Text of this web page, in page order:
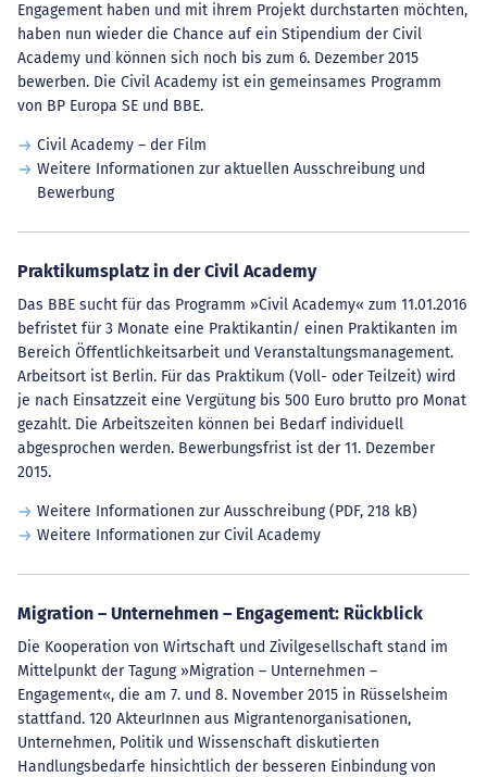
Engagement haben und mit ihrem Projekt durchstarten möchten,
haben nun wieder die Chance auf ein Stipendium der Civil
Academy und können sich noch bis zum 6. Dezember 2015
bewerben. Die Civil Academy ist ein gemeinsames Programm
von BP Europa SE und BBE.
Civil Academy – der Film
Weitere Informationen zur aktuellen Ausschreibung und
Bewerbung
Praktikumsplatz in der Civil Academy
Das BBE sucht für das Programm »Civil Academy« zum 11.01.2016
befristet für 3 Monate eine Praktikantin/ einen Praktikanten im
Bereich Öffentlichkeitsarbeit und Veranstaltungsmanagement.
Arbeitsort ist Berlin. Für das Praktikum (Voll- oder Teilzeit) wird
je nach Einsatzzeit eine Vergütung bis 500 Euro brutto pro Monat
gezahlt. Die Arbeitszeiten können bei Bedarf individuell
abgesprochen werden. Bewerbungsfrist ist der 11. Dezember
2015.
Weitere Informationen zur Ausschreibung(PDF, 218 kB)
Weitere Informationen zur Civil Academy
Migration – Unternehmen – Engagement: Rückblick
Die Kooperation von Wirtschaft und Zivilgesellschaft stand im
Mittelpunkt der Tagung »Migration – Unternehmen –
Engagement«, die am 7. und 8. November 2015 in Rüsselsheim
stattfand. 120 AkteurInnen aus Migrantenorganisationen,
Unternehmen, Politik und Wissenschaft diskutierten
Handlungsbedarfe hinsichtlich der besseren Einbindung von